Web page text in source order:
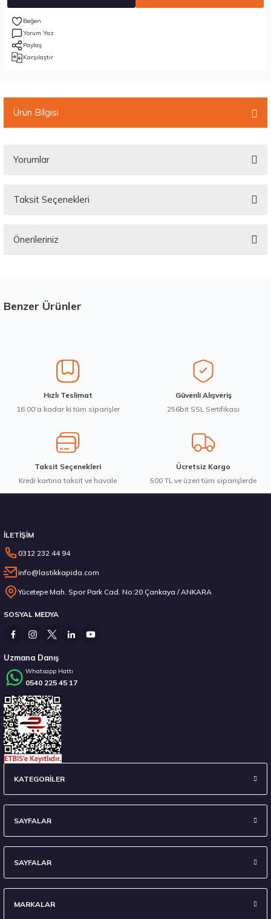
Yorum Yaz
Paylaş
Karşılaştır
Ürün Bilgisi
Yorumlar
Taksit Seçenekleri
Önerileriniz
Görüş ve önerileriniz için teşekkür ederiz.
Ürün bilgilerinde hatalar bulunuyor.
Ürün fiyatı diğer sitelerden daha pahalı.
Bu ürüne benzer farklı alternatifler olmalı.
Benzer Ürünler
Hankook 205/65R16C 107/105T VanTRa LT RA18 Yaz 2026
6.792,50 ₺
Stokta 12 Adet
Hızlı Teslimat
16:00’a kadar ki tüm siparişler
Güvenli Alışveriş
256bit SSL Sertifikası
Taksit Seçenekleri
Kredi kartına taksit ve havale
Ücretsiz Kargo
500 TL ve üzeri tüm siparişlerde
İLETİŞİM
0312 232 44 94
info@lastikkapida.com
Yücetepe Mah. Spor Park Cad. No:20 Çankaya / ANKARA
SOSYAL MEDYA
Uzmana Danış
Whatsapp Hattı
0540 225 45 17
KATEGORİLER
SAYFALAR
SAYFALAR
MARKALAR